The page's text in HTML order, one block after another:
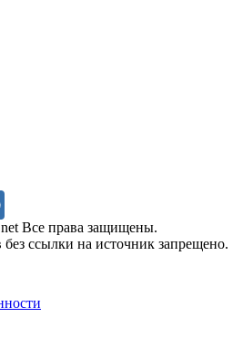
Все права защищены.
ссылки на источник запрещено.